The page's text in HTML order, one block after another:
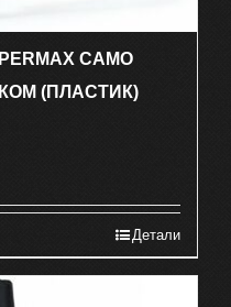
CAMO
(ПЛАСТИК)
Детали